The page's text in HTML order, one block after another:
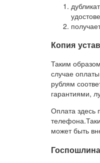
Копия
Таким
случае
рублям
гарантиями,
Оплата здесь
может быть